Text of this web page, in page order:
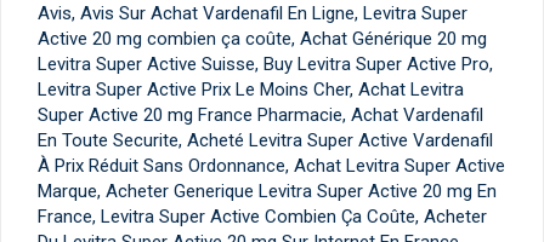
Avis, Avis Sur Achat Vardenafil En Ligne, Levitra Super
Active 20 mg combien ça coûte, Achat Générique 20 mg
Levitra Super Active Suisse, Buy Levitra Super Active Pro,
Levitra Super Active Prix Le Moins Cher, Achat Levitra
Super Active 20 mg France Pharmacie, Achat Vardenafil
En Toute Securite, Acheté Levitra Super Active Vardenafil
À Prix Réduit Sans Ordonnance, Achat Levitra Super Active
Marque, Acheter Generique Levitra Super Active 20 mg En
France, Levitra Super Active Combien Ça Coûte, Acheter